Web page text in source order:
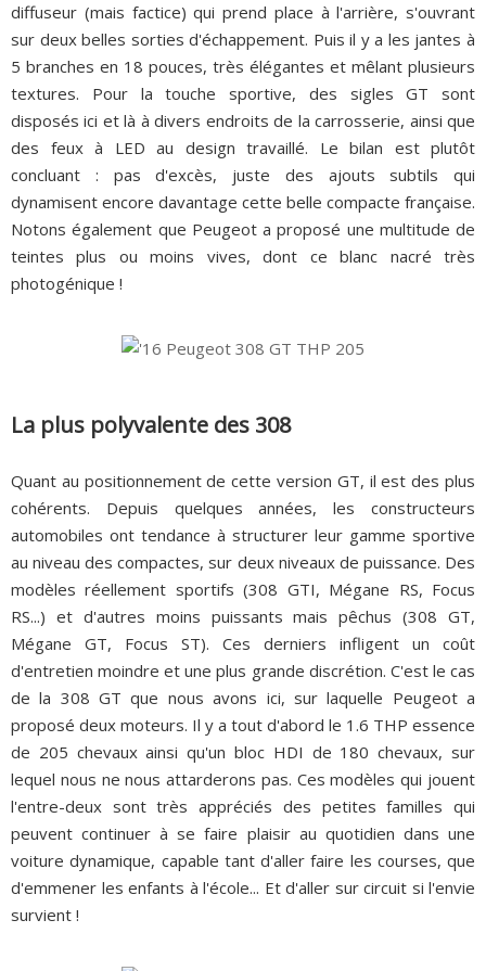
diffuseur (mais factice) qui prend place à l'arrière, s'ouvrant
sur deux belles sorties d'échappement. Puis il y a les jantes à
5 branches en 18 pouces, très élégantes et mêlant plusieurs
textures. Pour la touche sportive, des sigles GT sont
disposés ici et là à divers endroits de la carrosserie, ainsi que
des feux à LED au design travaillé. Le bilan est plutôt
concluant : pas d'excès, juste des ajouts subtils qui
dynamisent encore davantage cette belle compacte française.
Notons également que Peugeot a proposé une multitude de
teintes plus ou moins vives, dont ce blanc nacré très
photogénique !
La plus polyvalente des 308
Quant au positionnement de cette version GT, il est des plus
cohérents. Depuis quelques années, les constructeurs
automobiles ont tendance à structurer leur gamme sportive
au niveau des compactes, sur deux niveaux de puissance. Des
modèles réellement sportifs (308 GTI, Mégane RS, Focus
RS...) et d'autres moins puissants mais pêchus (308 GT,
Mégane GT, Focus ST). Ces derniers infligent un coût
d'entretien moindre et une plus grande discrétion. C'est le cas
de la 308 GT que nous avons ici, sur laquelle Peugeot a
proposé deux moteurs. Il y a tout d'abord le 1.6 THP essence
de 205 chevaux ainsi qu'un bloc HDI de 180 chevaux, sur
lequel nous ne nous attarderons pas. Ces modèles qui jouent
l'entre-deux sont très appréciés des petites familles qui
peuvent continuer à se faire plaisir au quotidien dans une
voiture dynamique, capable tant d'aller faire les courses, que
d'emmener les enfants à l'école... Et d'aller sur circuit si l'envie
survient !